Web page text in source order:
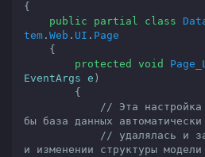
{
public
partial class
tem . Web . UI . Page
protected
void
EventArgs e )
{
// Эта
бы база данных автоматически
// удалялась и
и изменении структуры модели